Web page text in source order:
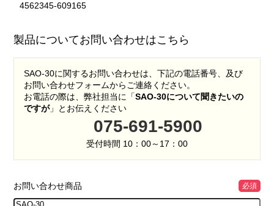
4562345-609165
製品についてお問い合わせはこちら
SAO-30に関するお問い合わせは、下記の電話番号、及び
お問い合わせフォームからご連絡ください。
お電話の際は、弊社担当に「SAO-30について聞きたいの
ですが」とお伝えください
075-691-5900
受付時間 10：00～17：00
お問い合わせ商品 必須